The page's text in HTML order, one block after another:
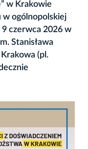
w Krakowie
w ogólnopolskiej
czerwca 2026 w
Stanisława
(pl.